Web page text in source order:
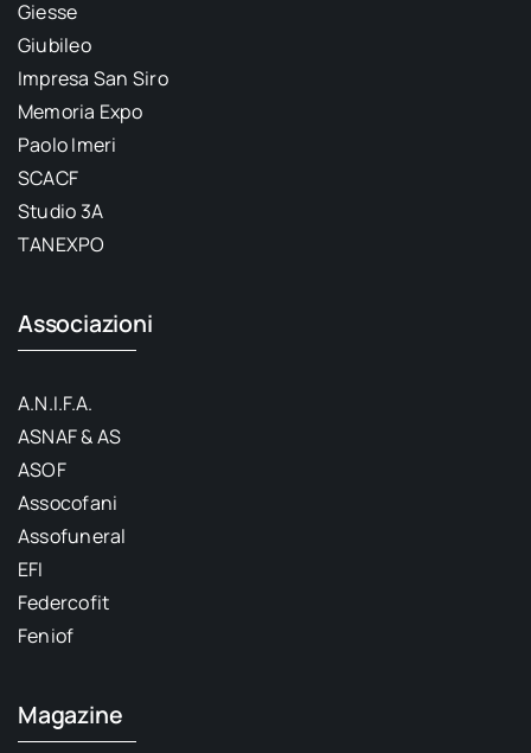
Giesse
Giubileo
Impresa San Siro
Memoria Expo
Paolo Imeri
SCACF
Studio 3A
TANEXPO
Associazioni
A.N.I.F.A.
ASNAF & AS
ASOF
Assocofani
Assofuneral
EFI
Federcofit
Feniof
Magazine